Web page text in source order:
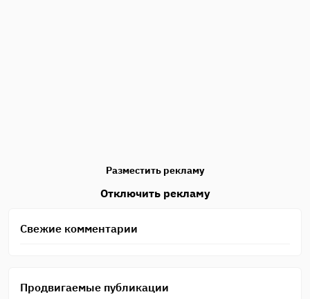
Разместить рекламу
Отключить рекламу
Свежие комментарии
Продвигаемые публикации